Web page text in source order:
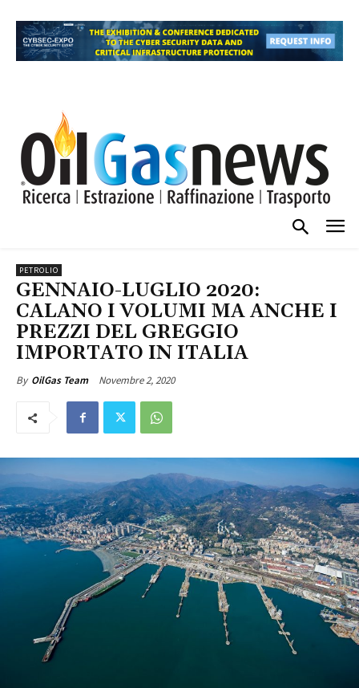
PETROLIO
GENNAIO-LUGLIO 2020:
CALANO I VOLUMI MA ANCHE I
PREZZI DEL GREGGIO
IMPORTATO IN ITALIA
By OilGas Team Novembre 2, 2020